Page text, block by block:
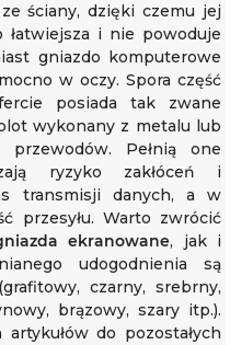
ściany, dzięki czemu jej
i nie powoduje
gniazdo komputerowe
w oczy. Spora część
posiada tak zwane
wykonany z metalu lub
Pełnią one
ryzyko zakłóceń i
transmisji danych, a w
przesyłu. Warto zwrócić
ekranowane, jak i
udogodnienia są
czarny, srebrny,
brązowy, szary itp.).
do pozostałych